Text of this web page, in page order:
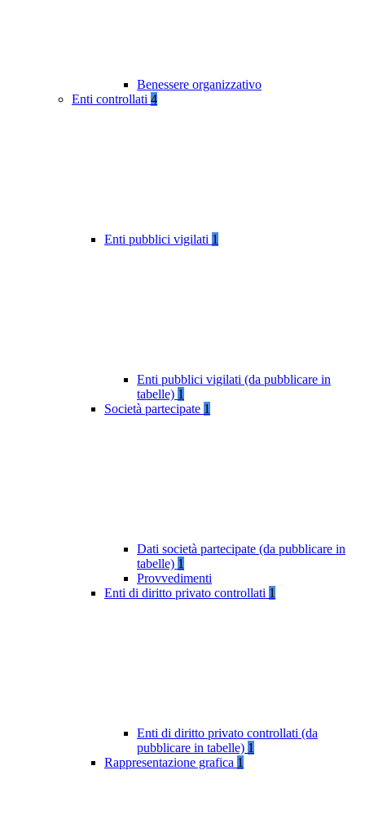
Benessere organizzativo
Enti controllati 4
Enti pubblici vigilati 1
Enti pubblici vigilati (da pubblicare in
tabelle) 1
Società partecipate 1
Dati società partecipate (da pubblicare in
tabelle) 1
Provvedimenti
Enti di diritto privato controllati 1
Enti di diritto privato controllati (da
pubblicare in tabelle) 1
Rappresentazione grafica 1